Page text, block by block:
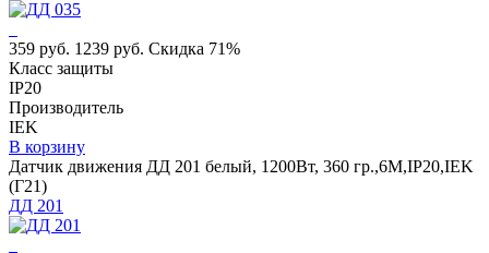
359 руб. 1239 руб. Скидка 71%
Класс защиты
IP20
Производитель
IEK
В корзину
Датчик движения ДД 201 белый, 1200Вт, 360 гр.,6М,IP20,IEK
(Г21)
ДД 201